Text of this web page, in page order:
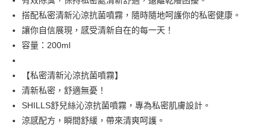
每筆NT$85，滿NT$499(含以上)免運費
7-11取貨付款
每筆NT$85，滿NT$499(含以上)免運費
付款後7-11取貨
每筆NT$85，滿NT$499(含以上)免運費
宅配
每筆NT$85，滿NT$499(含以上)免運費
搭配私密清新沁涼抗菌噴霧，隨時隨地呵護你的私密健康。
讓你自信展現，感受清新自在的每一天！
容量：200ml
【私密清新沁涼抗菌噴霧】
清新私密，舒適無憂！
SHILLS舒兒絲沁涼抗菌噴霧，專為私密肌膚設計。
涼感配方，瞬間舒緩，帶來清爽呵護。